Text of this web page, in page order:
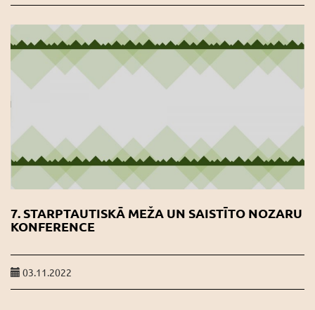
7. STARPTAUTISKĀ MEŽA UN SAISTĪTO NOZARU
KONFERENCE
03.11.2022